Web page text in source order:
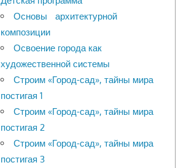
Основы архитектурной
композиции
Освоение города как
художественной системы
Строим «Город-сад», тайны мира
постигая 1
Строим «Город-сад», тайны мира
постигая 2
Строим «Город-сад», тайны мира
постигая 3